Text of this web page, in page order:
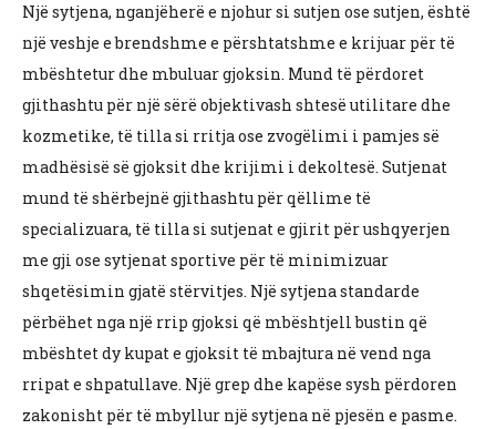
Një sytjena, nganjëherë e njohur si sutjen ose sutjen, është
një veshje e brendshme e përshtatshme e krijuar për të
mbështetur dhe mbuluar gjoksin. Mund të përdoret
gjithashtu për një sërë objektivash shtesë utilitare dhe
kozmetike, të tilla si rritja ose zvogëlimi i pamjes së
madhësisë së gjoksit dhe krijimi i dekoltesë. Sutjenat
mund të shërbejnë gjithashtu për qëllime të
specializuara, të tilla si sutjenat e gjirit për ushqyerjen
me gji ose sytjenat sportive për të minimizuar
shqetësimin gjatë stërvitjes. Një sytjena standarde
përbëhet nga një rrip gjoksi që mbështjell bustin që
mbështet dy kupat e gjoksit të mbajtura në vend nga
rripat e shpatullave. Një grep dhe kapëse sysh përdoren
zakonisht për të mbyllur një sytjena në pjesën e pasme.